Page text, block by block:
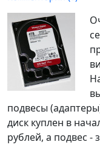
подвесы
диск куплен в
рублей, а подвес -